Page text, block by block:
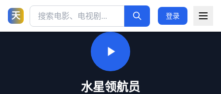
天 登录
水星领航员